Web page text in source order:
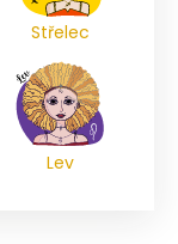
Střelec
Lev